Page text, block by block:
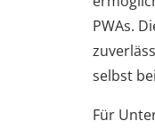
PWAs.
selbst
Für